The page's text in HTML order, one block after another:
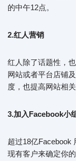
的中午12点。
2.红人营销
红人除了话题性，
网站或者平台店铺
度，也提高网站相
3.加入Facebook小
超过18亿Facebook
现有客户来确定你